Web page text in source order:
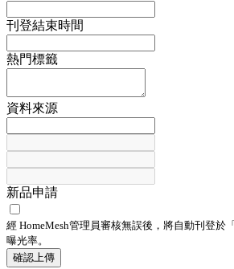
刊登結束時間
熱門標籤
資料來源
新品申請
經 HomeMesh管理員審核無誤後，將自動刊登於「
曝光率。
確認上傳